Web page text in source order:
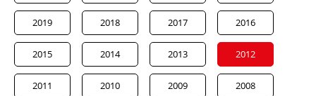
2019 2018 2017 2016
2015 2014 2013 2012
2011 2010 2009 2008